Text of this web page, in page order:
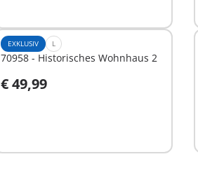
EXKLUSIV L
70958 - Historisches Wohnhaus 2
€ 49,99
In den Warenkorb